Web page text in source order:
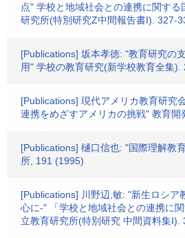
点" 学校と地域社会との連携に関す
研究所(特別研究Z中間報告書I). 327-
[Publications] 坂本孝徳: "教育研究の
用" 学校の教育研究(新学校教育全集
[Publications] 現代アメリカ教育研究
連携をめざすアメリカの挑戦" 教育
[Publications] 樋口信也: "国際理解教
所, 191 (1995)
[Publications] 川野辺,敏: "新生ロシア
心に-" 「学校と地域社会との連携に
立教育研究所(特別研究 中間資料集I).